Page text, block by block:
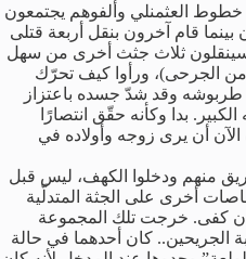
خطوط العثمنلي وألفوهم يجتمعون
قام آخرون بنقل أربعة قتلى
ثلاث جثث أخرى من سهل
من الجرحى)، ورأوا كيف تحرّك
وقد شدّ جسده باعتزاز
بدا وكأنه حقّق انتصارًا
الآن أن يرى زوجه وأولاده في
منهم ودخلوا الكهف، ليس قبل
أخرى على الجثة المتدلّية
أن كفى. خرجت تلك المجموعة
الجريحين.. كان أحدهما في حالة